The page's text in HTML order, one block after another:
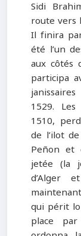
Sidi
route vers
Il finira
été l’un
aux côtés
participa
1529.
1510,
de l’ilot
Peñon et
jetée (la
d’Alger
qui périt
place